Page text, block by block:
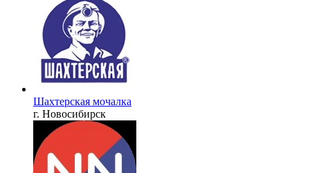
Шахтерская мочалка
г. Новосибирск